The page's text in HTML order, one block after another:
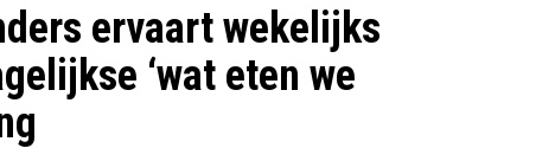
ervaart wekelijks
‘wat eten we